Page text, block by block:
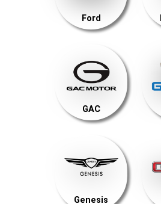
Ford
GAC
Genesis